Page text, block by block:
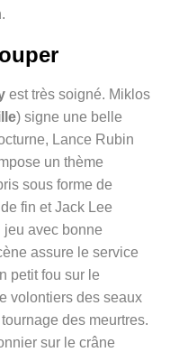
est très soigné. Miklos
) signe une belle
Lance Rubin
un thème
sous forme de
fin et Jack Lee
jeu avec bonne
assure le service
petit fou sur le
volontiers des seaux
des meurtres.
sur le crâne